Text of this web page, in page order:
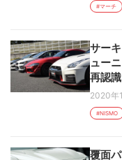
#マーチ
サー
ュー
再認
2020年
#NISMO
覆面